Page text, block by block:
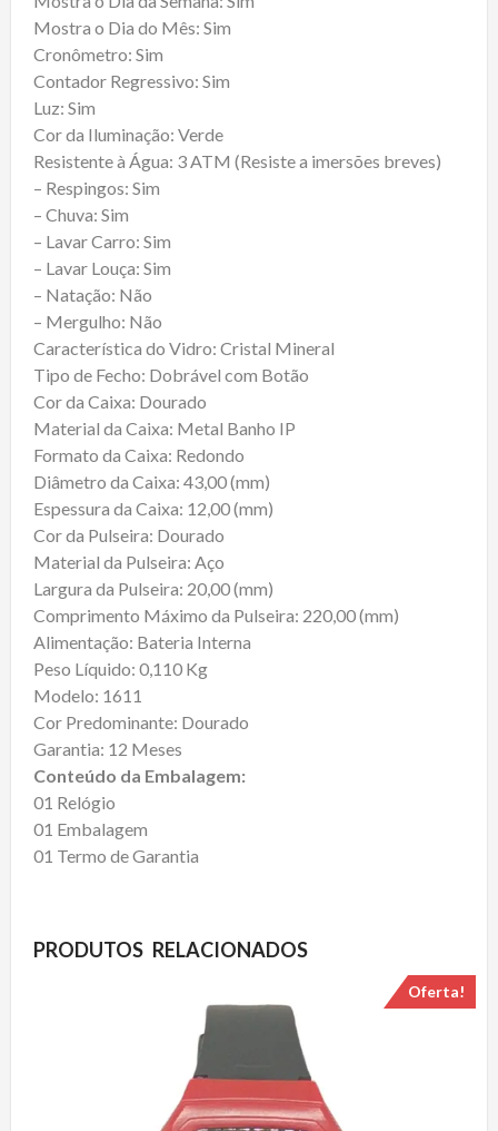
Mostra o Dia do Mês: Sim
Cronômetro: Sim
Contador Regressivo: Sim
Luz: Sim
Cor da Iluminação: Verde
Resistente à Água: 3 ATM (Resiste a imersões breves)
– Respingos: Sim
– Chuva: Sim
– Lavar Carro: Sim
– Lavar Louça: Sim
– Natação: Não
– Mergulho: Não
Característica do Vidro: Cristal Mineral
Tipo de Fecho: Dobrável com Botão
Cor da Caixa: Dourado
Material da Caixa: Metal Banho IP
Formato da Caixa: Redondo
Diâmetro da Caixa: 43,00 (mm)
Espessura da Caixa: 12,00 (mm)
Cor da Pulseira: Dourado
Material da Pulseira: Aço
Largura da Pulseira: 20,00 (mm)
Comprimento Máximo da Pulseira: 220,00 (mm)
Alimentação: Bateria Interna
Peso Líquido: 0,110 Kg
Modelo: 1611
Cor Predominante: Dourado
Garantia: 12 Meses
Conteúdo da Embalagem:
01 Relógio
01 Embalagem
01 Termo de Garantia
PRODUTOS RELACIONADOS
Oferta!